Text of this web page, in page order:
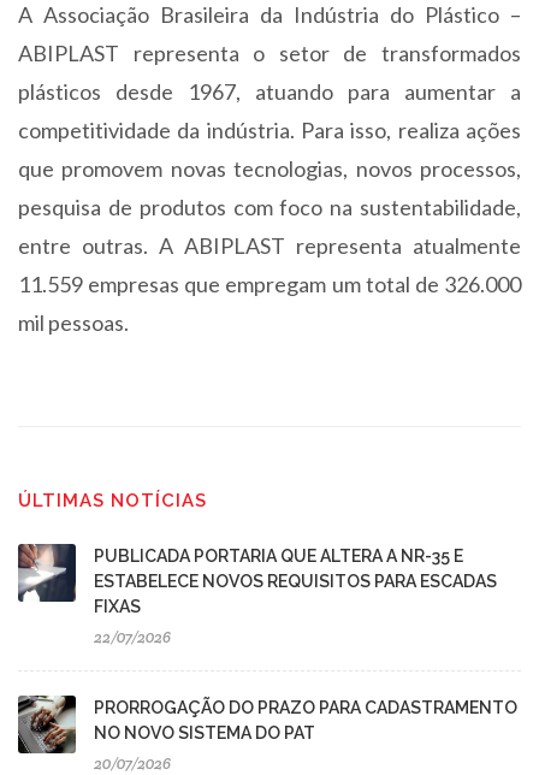
A Associação Brasileira da Indústria do Plástico –
ABIPLAST representa o setor de transformados
plásticos desde 1967, atuando para aumentar a
competitividade da indústria. Para isso, realiza ações
que promovem novas tecnologias, novos processos,
pesquisa de produtos com foco na sustentabilidade,
entre outras. A ABIPLAST representa atualmente
11.559 empresas que empregam um total de 326.000
mil pessoas.
ÚLTIMAS NOTÍCIAS
PUBLICADA PORTARIA QUE ALTERA A NR-35 E
ESTABELECE NOVOS REQUISITOS PARA ESCADAS
FIXAS
22/07/2026
PRORROGAÇÃO DO PRAZO PARA CADASTRAMENTO
NO NOVO SISTEMA DO PAT
20/07/2026